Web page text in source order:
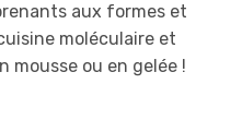
aux formes et
moléculaire et
mousse ou en gelée !